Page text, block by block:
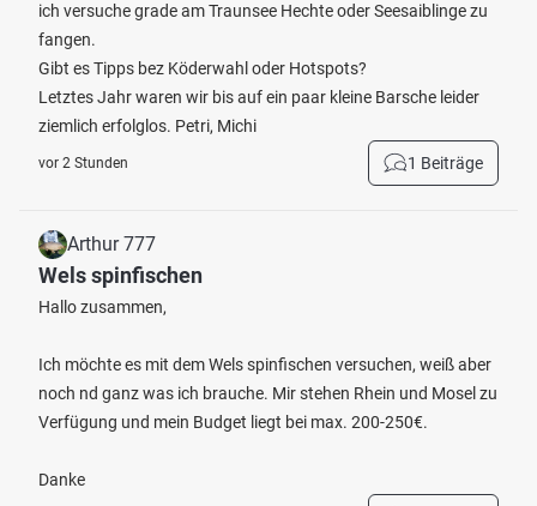
ich versuche grade am Traunsee Hechte oder Seesaiblinge zu
fangen.
Gibt es Tipps bez Köderwahl oder Hotspots?
Letztes Jahr waren wir bis auf ein paar kleine Barsche leider
ziemlich erfolglos. Petri, Michi
vor 2 Stunden 1 Beiträge
Arthur 777
Wels spinfischen
Hallo zusammen,
Ich möchte es mit dem Wels spinfischen versuchen, weiß aber
noch nd ganz was ich brauche. Mir stehen Rhein und Mosel zu
Verfügung und mein Budget liegt bei max. 200-250€.
Danke